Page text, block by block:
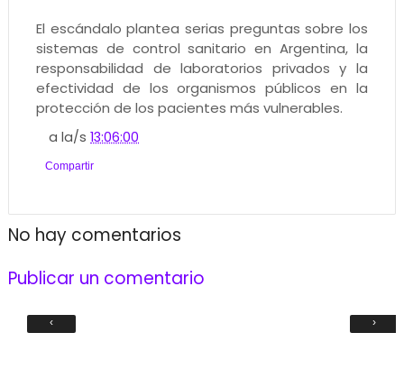
El escándalo plantea serias preguntas sobre los
sistemas de control sanitario en Argentina, la
responsabilidad de laboratorios privados y la
efectividad de los organismos públicos en la
protección de los pacientes más vulnerables.
a la/s13:06:00
Compartir
No hay comentarios
Publicar un comentario
‹ ›